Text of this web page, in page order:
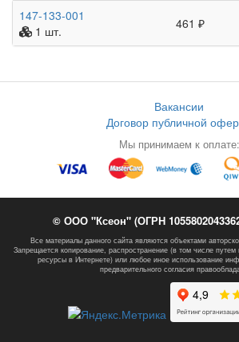
147-133-001
1 шт.
461 ₽
Вакансии
Договор публичной
Мы принимаем к оплате:
© ООО "Ксеон" (ОГРН
Все материалы данного сайта являются объектами
Запрещается копирование, распространение (в том числе путем
ресурсы в Интернете) или любое иное использование
предварительного согласия